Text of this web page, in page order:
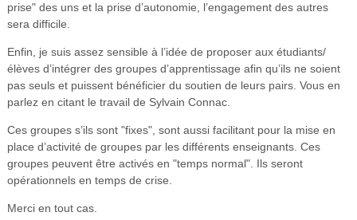
prise" des uns et la prise d’autonomie, l’engagement des autres
sera difficile.
Enfin, je suis assez sensible à l’idée de proposer aux étudiants/
élèves d’intégrer des groupes d’apprentissage afin qu’ils ne soient
pas seuls et puissent bénéficier du soutien de leurs pairs. Vous en
parlez en citant le travail de Sylvain Connac.
Ces groupes s’ils sont "fixes", sont aussi facilitant pour la mise en
place d’activité de groupes par les différents enseignants. Ces
groupes peuvent être activés en "temps normal". Ils seront
opérationnels en temps de crise.
Merci en tout cas.